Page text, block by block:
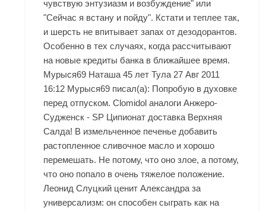
чувствую энтузиазм и возбуждение" или
"Сейчас я встану и пойду". Кстати и теплее так,
и шерсть не впитывает запах от дезодорантов.
Особенно в тех случаях, когда рассчитывают
на новые кредиты банка в ближайшее время.
Мурыся69 Наташа 45 лет Тула 27 Авг 2011
16:12 Мурыся69 писал(а): Попробую в духовке
перед отпуском. Clomidol аналоги Анжеро-
Судженск - SP Ципионат доставка Верхняя
Салда! В измельченное печенье добавить
растопленное сливочное масло и хорошо
перемешать. Не потому, что оно злое, а потому,
что оно попало в очень тяжелое положение.
Леонид Слуцкий ценит Александра за
универсализм: он способен сыграть как на